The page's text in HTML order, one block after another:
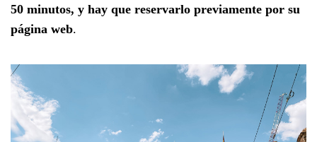
50 minutos, y hay que reservarlo previamente por su
página web.